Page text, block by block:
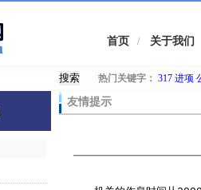
首页 / 关于我们
热门关键字： 317 进项
友情提示